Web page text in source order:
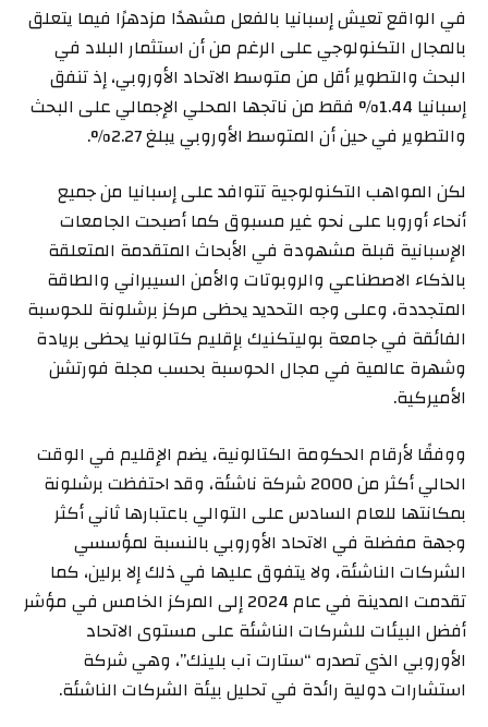
في الواقع تعيش إسبانيا بالفعل مشهدًا مزدهرًا فيما يتعلق
بالمجال التكنولوجي على الرغم من أن استثمار البلاد في
البحث والتطوير أقل من متوسط الاتحاد الأوروبي، إذ تنفق
إسبانيا 1.44% فقط من ناتجها المحلي الإجمالي على البحث
والتطوير في حين أن المتوسط الأوروبي يبلغ 2.27%.
لكن المواهب التكنولوجية تتوافد على إسبانيا من جميع
أنحاء أوروبا على نحو غير مسبوق كما أصبحت الجامعات
الإسبانية قبلة مشهودة في الأبحاث المتقدمة المتعلقة
بالذكاء الاصطناعي والروبوتات والأمن السيبراني والطاقة
المتجددة، وعلى وجه التحديد يحظى مركز برشلونة للحوسبة
الفائقة في جامعة بوليتكنيك بإقليم كتالونيا يحظى بريادة
وشهرة عالمية في مجال الحوسبة بحسب مجلة فورتشن
الأميركية.
ووفقًا لأرقام الحكومة الكتالونية، يضم الإقليم في الوقت
الحالي أكثر من 2000 شركة ناشئة، وقد احتفظت برشلونة
بمكانتها للعام السادس على التوالي باعتبارها ثاني أكثر
وجهة مفضلة في الاتحاد الأوروبي بالنسبة لمؤسسي
الشركات الناشئة، ولا يتفوق عليها في ذلك إلا برلين، كما
تقدمت المدينة في عام 2024 إلى المركز الخامس في مؤشر
أفضل البيئات للشركات الناشئة على مستوى الاتحاد
الأوروبي الذي تصدره “ستارت آب بلينك”، وهي شركة
استشارات دولية رائدة في تحليل بيئة الشركات الناشئة.